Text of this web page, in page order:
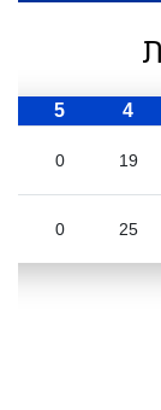
4
5
19
0
25
0